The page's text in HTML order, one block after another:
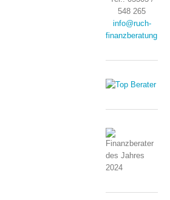
548 265
info@ruch-
finanzberatung.de